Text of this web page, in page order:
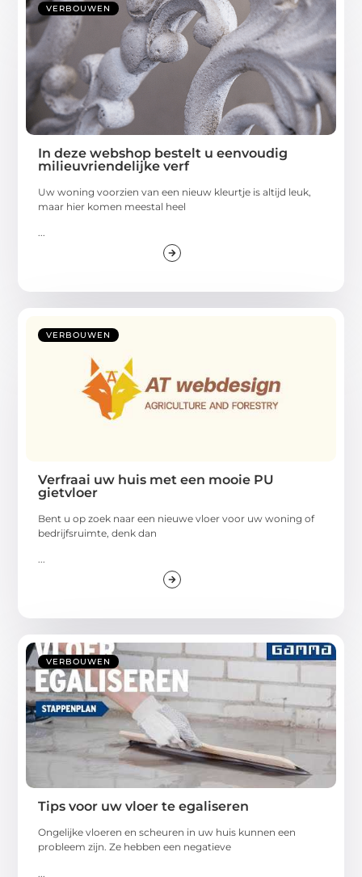
VERBOUWEN
In deze webshop bestelt u eenvoudig
milieuvriendelijke verf
Uw woning voorzien van een nieuw kleurtje is altijd leuk,
maar hier komen meestal heel
VERBOUWEN
Verfraai uw huis met een mooie PU
gietvloer
Bent u op zoek naar een nieuwe vloer voor uw woning of
bedrijfsruimte, denk dan
...
VERBOUWEN
Tips voor uw vloer te egaliseren
Ongelijke vloeren en scheuren in uw huis kunnen een
probleem zijn. Ze hebben een negatieve